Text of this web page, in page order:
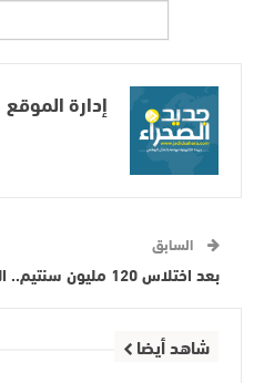
إدارة الموقع
السابق
بعد اختلاس 120 مليون سنتيم.. الموظف البنكي بالداخلة يمثل أمام محكمة جرائم الأموال بمراكش
شاهد أيضا